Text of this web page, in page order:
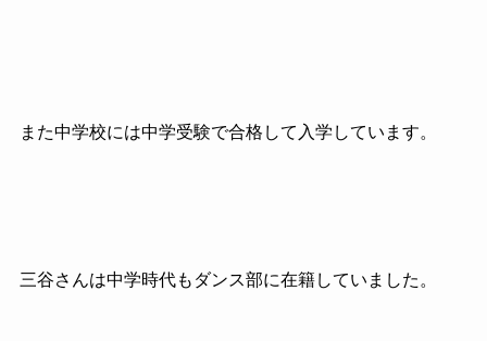
また中学校には中学受験で合格して入学しています。
三谷さんは中学時代もダンス部に在籍していました。